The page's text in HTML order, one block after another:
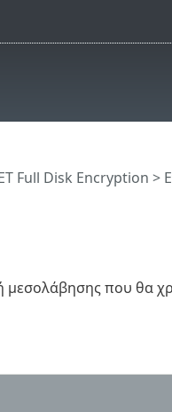
Full Disk Encryption >
μεσολάβησης που θα